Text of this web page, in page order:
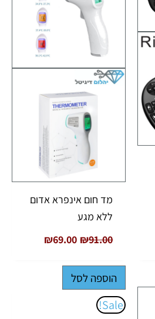
מד חום אינפרא אדום
ללא מגע
₪91.00
₪69.00
הוספה לסל
Sale!
המחיר